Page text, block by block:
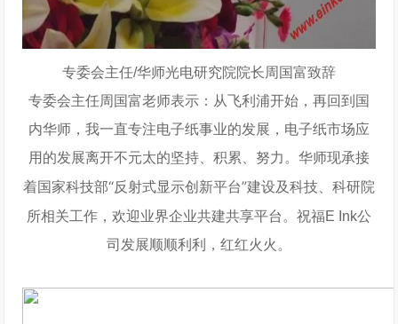
专委会主任/华师光电研究院院长周国富致辞
专委会主任周国富老师表示：从飞利浦开始，再回到国
内华师，我一直专注电子纸事业的发展，电子纸市场应
用的发展离开不元太的坚持、积累、努力。华师现承接
着国家科技部“反射式显示创新平台”建设及科技、科研院
所相关工作，欢迎业界企业共建共享平台。祝福E Ink公
司发展顺顺利利，红红火火。